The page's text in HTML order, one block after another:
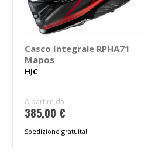
Casco Integrale RPHA71
Mapos
HJC
A partire da
385,00 €
Spedizione gratuita!